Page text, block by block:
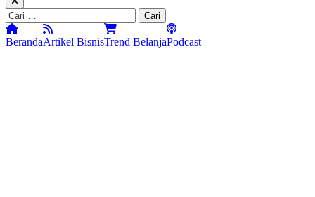
Cari
untuk:
BerandaArtikel BisnisTrend BelanjaPodcast